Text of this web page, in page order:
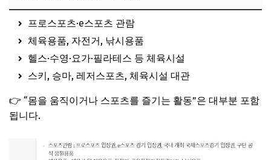
프로스포츠·e스포츠 관람
체육용품, 자전거, 낚시용품
헬스·수영·요가·필라테스 등 체육시설
스키, 승마, 레저스포츠, 체육시설 대관
👉 “몸을 움직이거나 스포츠를 즐기는 활동”은 대부분 포함
됩니다.